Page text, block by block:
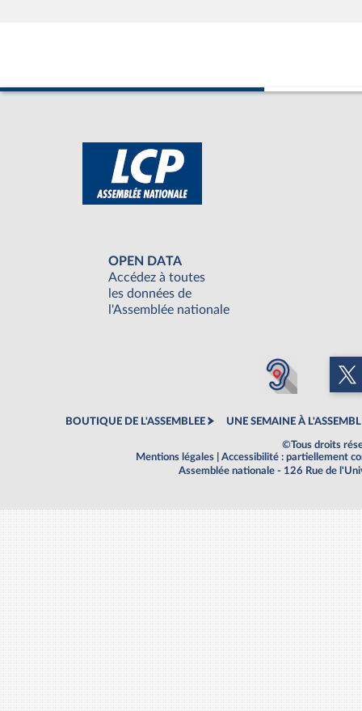
OPEN DATA
Accédez à toutes
les données de
l'Assemblée nationale
BOUTIQUE DE L'ASSEMBLEE UNE SEMAINE À
©Tous droits
Mentions légales
Accessibilité : partiellement
Assemblée nationale - 126 Rue de